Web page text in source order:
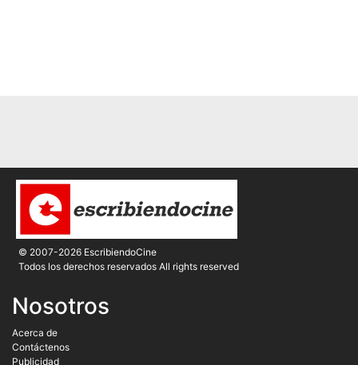
© 2007-2026 EscribiendoCine
Todos los derechos reservados All rights reserved
Nosotros
Acerca de
Contáctenos
Publicidad